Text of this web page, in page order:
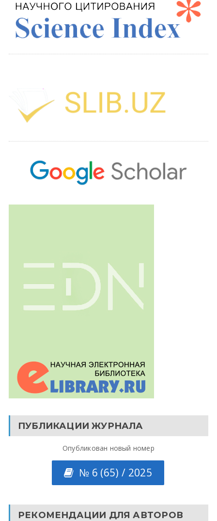
ПУБЛИКАЦИИ ЖУРНАЛА
Опубликован новый номер
№ 6 (65) / 2025
РЕКОМЕНДАЦИИ ДЛЯ АВТОРОВ